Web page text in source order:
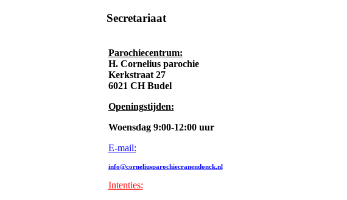
Secretariaat
Parochiecentrum:
H. Cornelius parochie
Kerkstraat 27
6021 CH Budel
Openingstijden:
Woensdag 9:00-12:00 uur
E-mail:
info@corneliusparochiecranendonck.nl
Intenties: